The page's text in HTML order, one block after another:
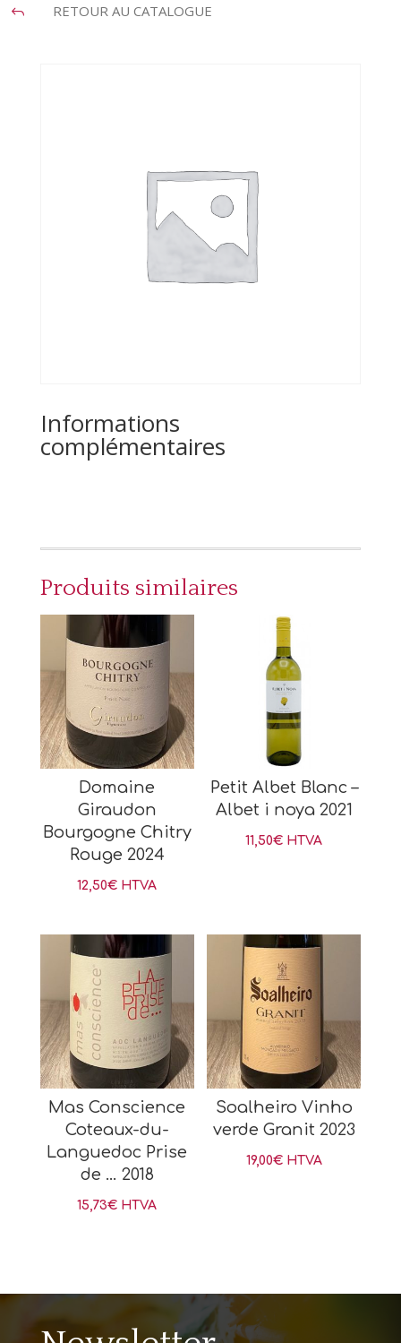
J RETOUR AU CATALOGUE
Informations
complémentaires
Produits similaires
Domaine
Giraudon
Bourgogne Chitry
Rouge 2024
12,50€ HTVA
Petit Albet Blanc –
Albet i noya 2021
11,50€ HTVA
Mas Conscience
Coteaux-du-
Languedoc Prise
de … 2018
15,73€ HTVA
Soalheiro Vinho
verde Granit 2023
19,00€ HTVA